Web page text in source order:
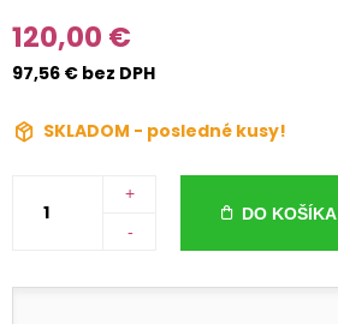
120,00 €
97,56 € bez DPH
SKLADOM - posledné kusy!
+
-
DO KOŠÍKA